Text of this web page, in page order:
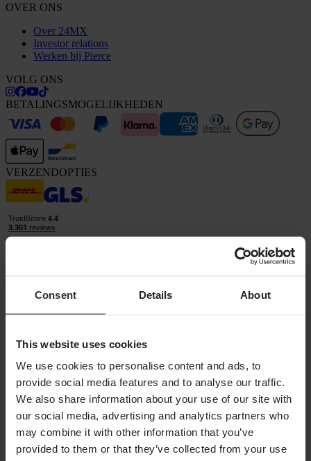
Consent Details About
This website uses cookies
We use cookies to personalise content and ads, to
provide social media features and to analyse our traffic.
We also share information about your use of our site with
our social media, advertising and analytics partners who
may combine it with other information that you’ve
provided to them or that they’ve collected from your use
OVER ONS
Over 24MX
Investor relations
Werken bij Pierce
VOLG ONS
BETALINGSMOGELIJKHEDEN
VERZENDOPTIES
Bedrijfsregistratienummer: 556763-1592
Btw-registratienummer: OSS VAT NO SE556763159201
SHOPPEN
Algemene Voorwaarden
Privacybeleid
Verzending & levering
Betaling
Retourneren